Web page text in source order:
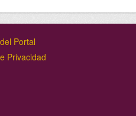
Portal
Privacidad